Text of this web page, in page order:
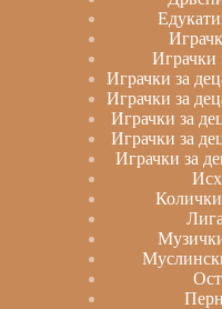
Играчки
Играчки за
Играчки за
Играчки за
Играчки за
Играчки за